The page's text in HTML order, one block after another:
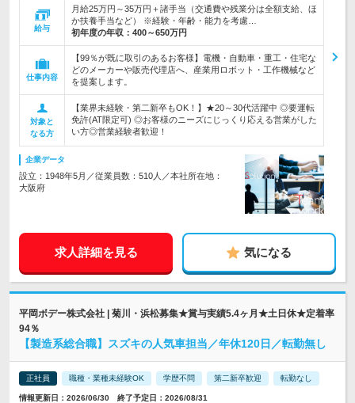
給与
月給25万円～35万円＋諸手当（交通費や残業分は全額支給、ほ
か扶養手当など） ※経験・年齢・能力を考慮…
初年度の年収： 400～650万円
仕事内容
【99％が既に取引のあるお客様】電機・自動車・重工・住宅な
どのメーカーや販売代理店へ、産業用ロボット・工作機械など
を提案します。
対象と
なる方
【業界未経験・第二新卒もOK！】★20～30代活躍中 ◎要運転
免許(AT限定可) ◎お客様のニーズにじっくり応える営業がした
い方◎営業経験者歓迎！
企業データ
設立：1948年5月／従業員数：510人／本社所在地：
大阪府
求人詳細を見る 気になる
平岡ボデー株式会社 | 菊川・浜松募集★賞与実績5.4ヶ月★土日休★定着率
94％
【製造系総合職】スズキの人気車担当／年休120日／転勤無し
正社員 職種・業種未経験OK 学歴不問 第二新卒歓迎 転勤なし
情報更新日：2026/06/30 終了予定日：2026/08/31